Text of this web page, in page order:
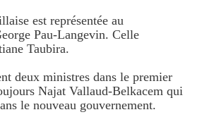
est représentée au
Pau-Langevin. Celle
Taubira .
deux ministres dans le premier
Najat Vallaud-Belkacem qui
le nouveau gouvernement.